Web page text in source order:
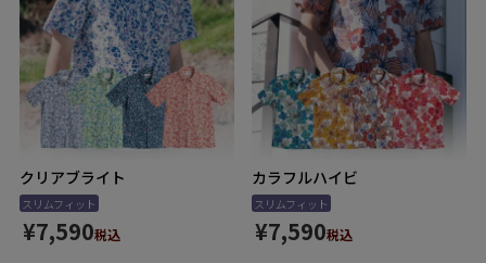
クリアブライト
スリムフィット
¥7,590税込
カラフルハイビ
スリムフィット
¥7,590税込